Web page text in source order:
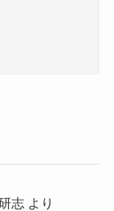
志より